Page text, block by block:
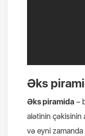
Əks
Əks piramida –
alətinin çəkisinin
və eyni zamanda